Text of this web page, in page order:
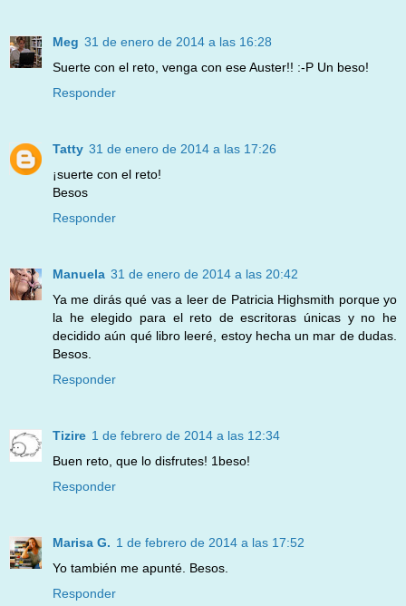
Meg 31 de enero de 2014 a las 16:28
Suerte con el reto, venga con ese Auster!! :-P Un beso!
Responder
Tatty 31 de enero de 2014 a las 17:26
¡suerte con el reto!
Besos
Responder
Manuela 31 de enero de 2014 a las 20:42
Ya me dirás qué vas a leer de Patricia Highsmith porque yo
la he elegido para el reto de escritoras únicas y no he
decidido aún qué libro leeré, estoy hecha un mar de dudas.
Besos.
Responder
Tizire 1 de febrero de 2014 a las 12:34
Buen reto, que lo disfrutes! 1beso!
Responder
Marisa G. 1 de febrero de 2014 a las 17:52
Yo también me apunté. Besos.
Responder